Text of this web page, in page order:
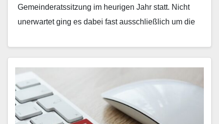
Gemeinderatssitzung im heurigen Jahr statt. Nicht
unerwartet ging es dabei fast ausschließlich um die